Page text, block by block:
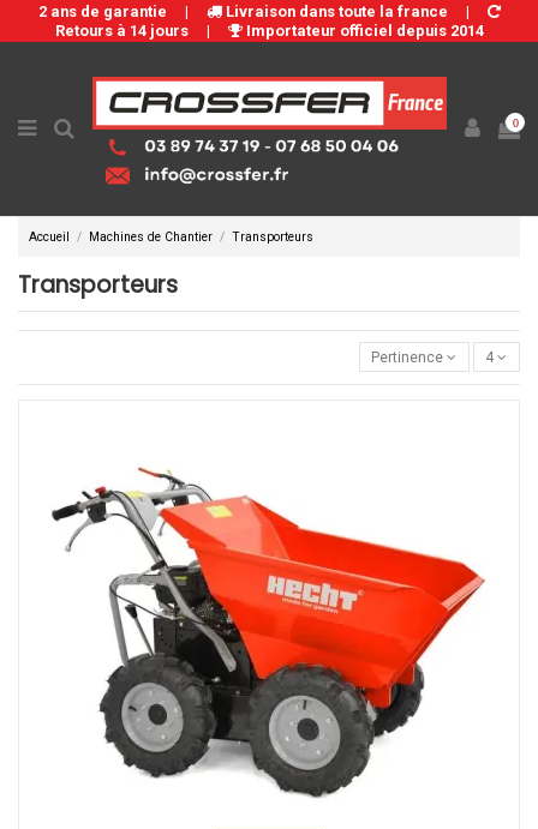
2 ans de garantie | Livraison dans toute la france
|
Retours à 14 jours
| Importateur officiel depuis 2014
0
Accueil Machines de Chantier Transporteurs
Transporteurs
Pertinence 4